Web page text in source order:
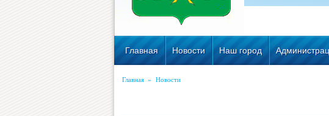
Главная Новости Наш город
Главная » Новости